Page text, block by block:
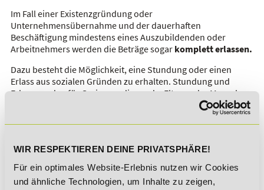
WIR RESPEKTIEREN DEINE PRIVATSPHÄRE!
Für ein optimales Website-Erlebnis nutzen wir Cookies
und ähnliche Technologien, um Inhalte zu zeigen,
Im Fall einer Existenzgründung oder
Unternehmensübernahme und der dauerhaften
Beschäftigung mindestens eines Auszubildenden oder
Arbeitnehmers werden die Beträge sogarkomplett erlassen.
Dazu besteht die Möglichkeit, eine Stundung oder einen
Erlass aus sozialen Gründen zu erhalten. Stundung und
Erlass werden für Gering verdienende, Eltern oder Menschen,
die Angehörige pflegen, gewährt. So ist es beispielsweise
möglich, bei Unterschreiten einer Einkommensgrenze eine
Stundung von bis zu fünf Jahren zu erhalten.